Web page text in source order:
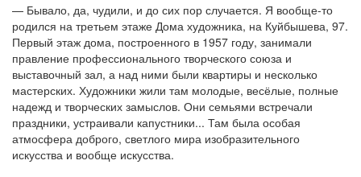
— Бывало, да, чудили, и до сих пор случается. Я вообще-то
родился на третьем этаже Дома художника, на Куйбышева, 97.
Первый этаж дома, построенного в 1957 году, занимали
правление профессионального творческого союза и
выставочный зал, а над ними были квартиры и несколько
мастерских. Художники жили там молодые, весёлые, полные
надежд и творческих замыслов. Они семьями встречали
праздники, устраивали капустники... Там была особая
атмосфера доброго, светлого мира изобразительного
искусства и вообще искусства.